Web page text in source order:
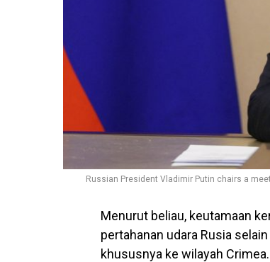
Russian President Vladimir Putin chairs a
Menurut beliau, keutamaan
pertahanan udara Rusia
khususnya ke wilayah Crimea.